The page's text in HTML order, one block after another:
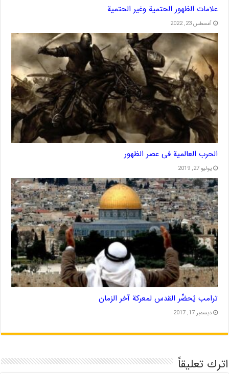
علامات الظهور الحتمية وغير الحتمية
أغسطس 23, 2022
الحرب العالمیة فی عصر الظهور
يوليو 27, 2019
ترامب يُحضِّر القدس لمعركة آخر الزمان
ديسمبر 17, 2017
اترك تعليقاً